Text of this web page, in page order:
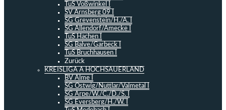
TuS Voßwinkel I
SV Arnsberg 09 I
SG Grevenstein/H./A. I
SG Allendorf/Amecke I
TuS Hachen I
SG Balve/Garbeck I
TuS Bruchhausen I
Zurück
KREISLIGA A HOCHSAUERLAND
BV Alme I
SG Ostwig/Nuttlar/Valmetal I
SG Arpe/W./C./D./S. I
SG Eversberg/H./W. I